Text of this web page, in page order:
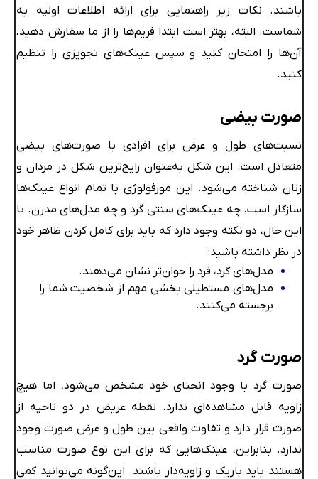
باشند. نکات زیر راهنمایی برای ارائه اطلاعات اولیه به
شماست. البته، بهتر است ابتدا فریم‌ها را از ما سفارش دهید،
آن‌ها را امتحان کنید و سپس عینک‌های تجویزی را تنظیم
کنید.
صورت بیضی
نسبت‌های طول و عرض برای افرادی با صورت‌های بیضی
متعادل است. این شکل به‌عنوان رایج‌ترین شکل در مردان و
زنان شناخته می‌شود. این مورفولوژی با تمام انواع عینک‌ها
سازگار است. چه عینک‌های سنتی گرد و چه مدل‌های مدرن. با
این حال، دو نکته وجود دارد که باید برای کامل کردن ظاهر خود
در نظر داشته باشید:
مدل‌های گرد، فرد را جوان‌تر نشان می‌دهند.
مدل‌های مستطیلی بخشی مهم از شخصیت شما را
برجسته می‌کنند.
صورت گرد
صورت گرد با وجود انحنای خود مشخص می‌شود، اما هیچ
زاویه قابل مشاهده‌ای ندارد. نقطه عریض در دو ناحیه از
صورت قرار دارد و تفاوت واقعی بین طول و عرض صورت وجود
ندارد. بنابراین، عینک‌هایی که برای این نوع صورت مناسب
هستند باید باریک و زاویه‌دار باشند. این‌گونه می‌توانید کمی